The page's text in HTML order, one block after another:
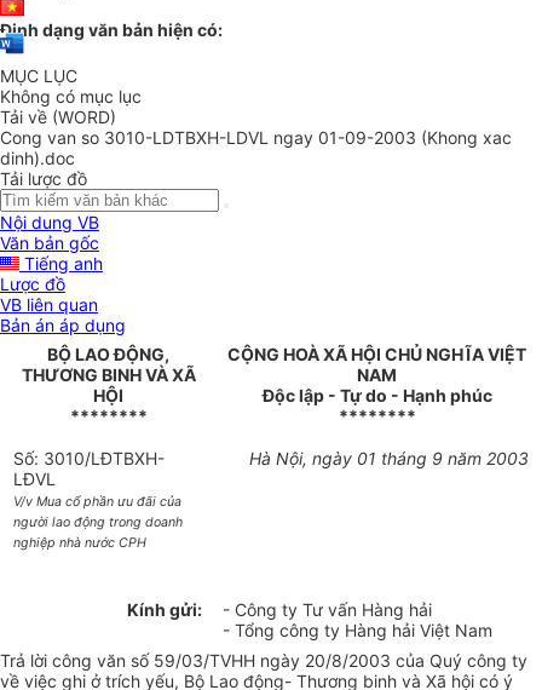
Định dạng văn bản hiện có:
MỤC LỤC
Không có mục lục
Tải về (WORD)
Cong van so 3010-LDTBXH-LDVL ngay 01-09-2003 (Khong xac
dinh).doc
Tải lược đồ
Nội dung VB
Văn bản gốc
Tiếng anh
Lược đồ
VB liên quan
Bản án áp dụng
BỘ LAO ĐỘNG,
THƯƠNG BINH VÀ XÃ
HỘI
********
CỘNG HOÀ XÃ HỘI CHỦ NGHĨA VIỆT
NAM
Độc lập - Tự do - Hạnh phúc
********
Số: 3010/LĐTBXH-
LĐVL
V/v Mua cổ phần ưu đãi của
người lao động trong doanh
nghiệp nhà nước CPH
Hà Nội, ngày 01 tháng 9 năm 2003
Kính gửi:
- Công ty Tư vấn Hàng hải
- Tổng công ty Hàng hải Việt Nam
Trả lời công văn số 59/03/TVHH ngày 20/8/2003 của Quý công ty
về việc ghi ở trích yếu, Bộ Lao động- Thương binh và Xã hội có ý